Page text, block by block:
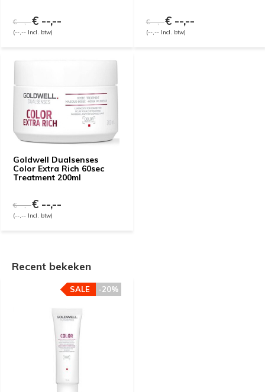
€ --,--€ --,--
(--,-- Incl. btw)
€ --,--€ --,--
(--,-- Incl. btw)
Goldwell Dualsenses
Color Extra Rich 60sec
Treatment 200ml
€ --,--€ --,--
(--,-- Incl. btw)
Recent bekeken
-20%
SALE